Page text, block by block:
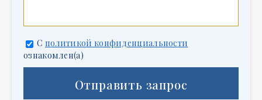
С политикой конфиденциальности
ознакомлен(а)
Отправить запрос